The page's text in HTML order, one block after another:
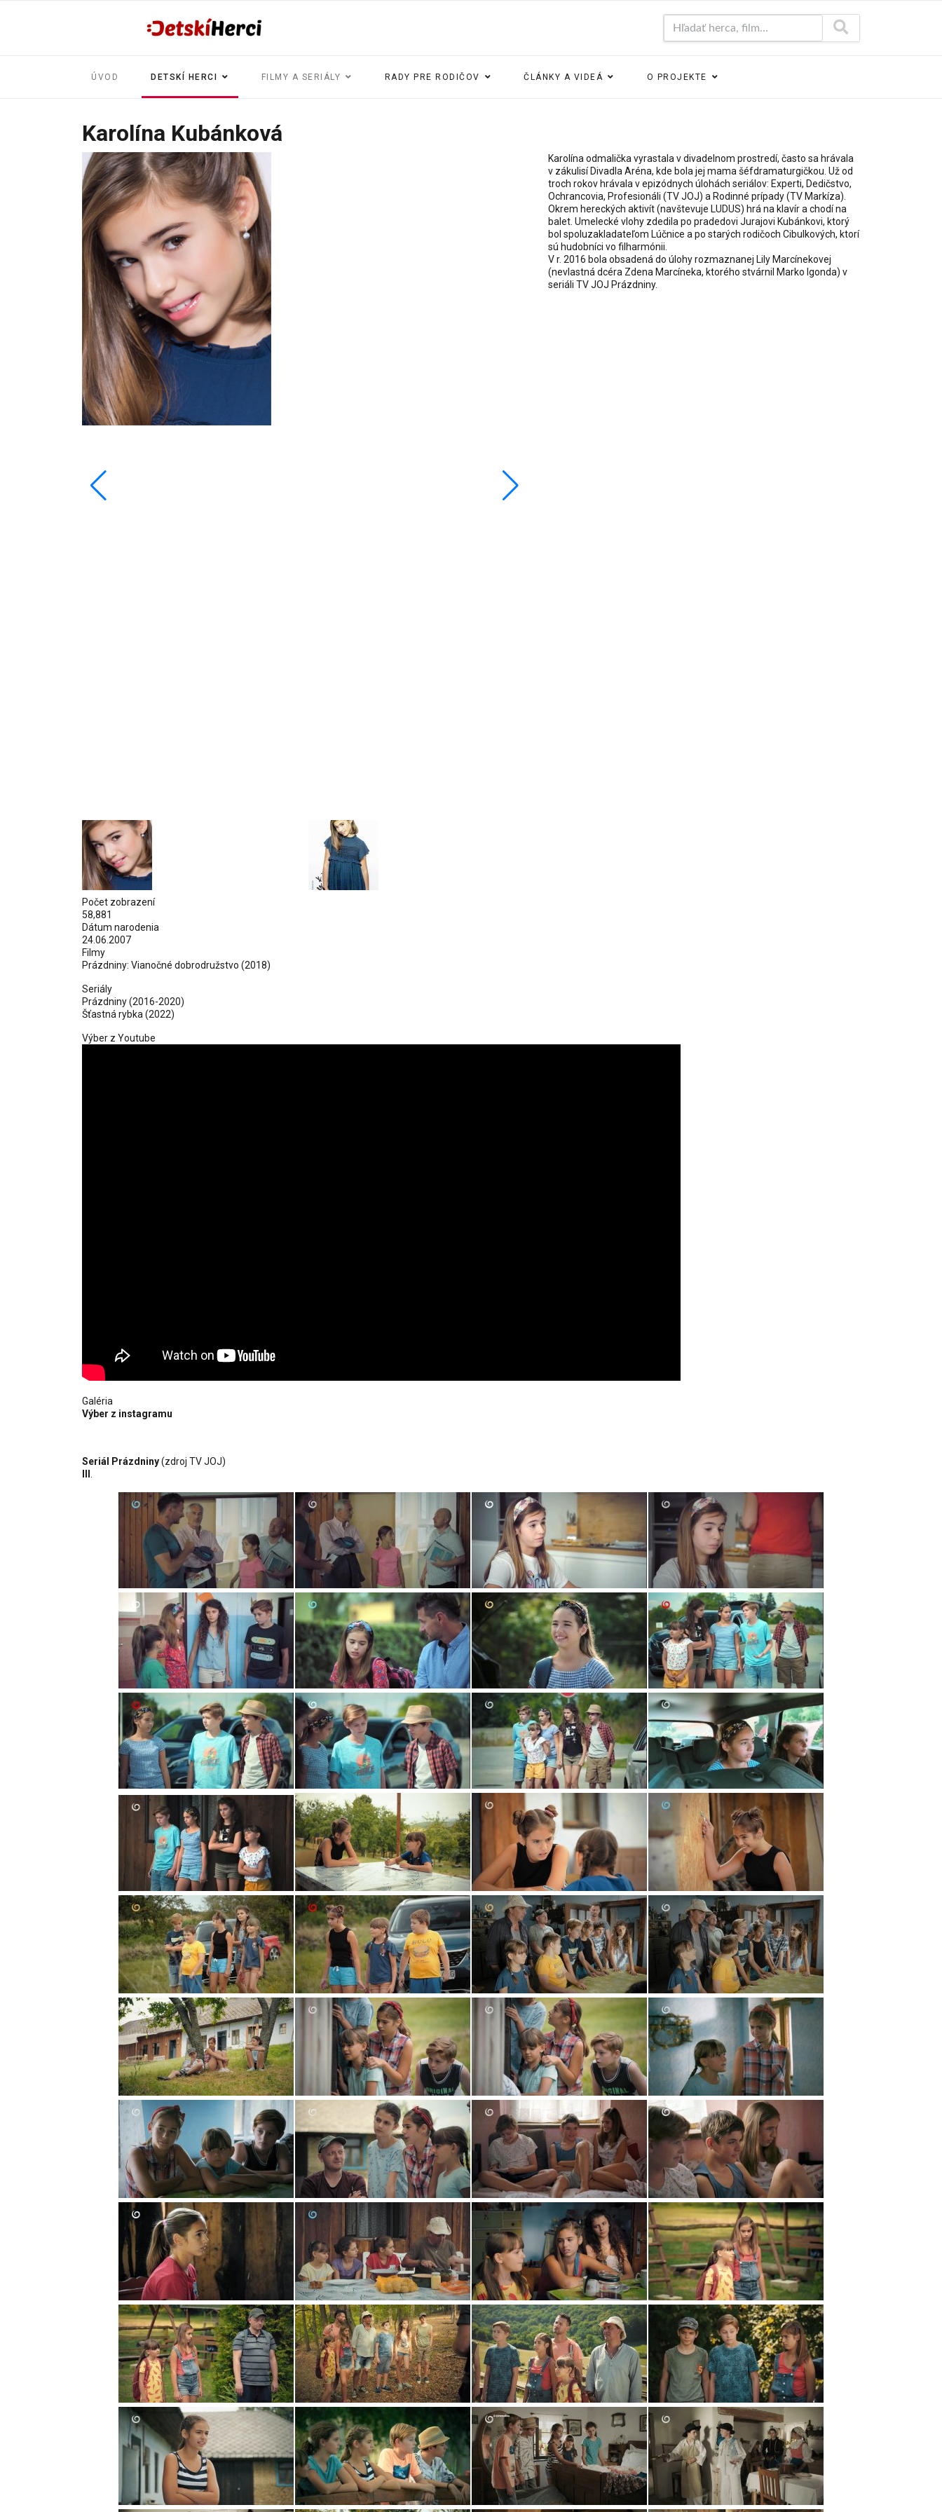
ÚVOD DETSKÍ HERCI FILMY A SERIÁLY RADY PRE RODIČOV ČLÁNKY A VIDEÁ O PROJEKTE
Karolína Kubánková
Karolína odmalička vyrastala v divadelnom prostredí, často sa hrávala
v zákulisí Divadla Aréna, kde bola jej mama šéfdramaturgičkou. Už od
troch rokov hrávala v epizódnych úlohách seriálov: Experti, Dedičstvo,
Ochrancovia, Profesionáli (TV JOJ) a Rodinné prípady (TV Markíza).
Okrem hereckých aktivít (navštevuje LUDUS) hrá na klavír a chodí na
balet. Umelecké vlohy zdedila po pradedovi Jurajovi Kubánkovi, ktorý
bol spoluzakladateľom Lúčnice a po starých rodičoch Cibulkových, ktorí
sú hudobníci vo filharmónii.
V r. 2016 bola obsadená do úlohy rozmaznanej Lily Marcínekovej
(nevlastná dcéra Zdena Marcíneka, ktorého stvárnil Marko Igonda) v
seriáli TV JOJ Prázdniny.
Počet zobrazení
58,881
Dátum narodenia
24.06.2007
Filmy
Prázdniny: Vianočné dobrodružstvo (2018)
Seriály
Prázdniny(2016-2020)
Šťastná rybka (2022)
Výber z Youtube
Galéria
Výber z instagramu
Seriál Prázdniny(zdroj TV JOJ)
III